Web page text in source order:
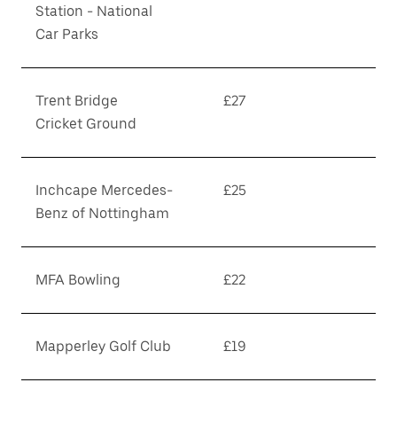
Station - National
Car Parks
Trent Bridge
Cricket Ground
£27
Inchcape Mercedes-
Benz of Nottingham
£25
MFA Bowling £22
Mapperley Golf Club £19